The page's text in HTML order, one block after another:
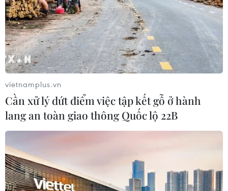
vietnamplus.vn
Cần xử lý dứt điểm việc tập kết gỗ ở hành
lang an toàn giao thông Quốc lộ 22B